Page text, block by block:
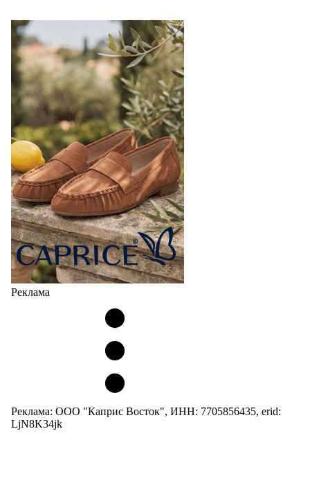
Реклама
Реклама: ООО "Каприс Восток", ИНН: 7705856435, erid:
LjN8K34jk